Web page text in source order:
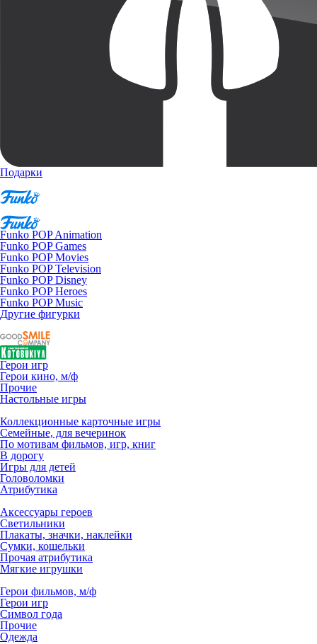
Подарки
Funko POP Animation
Funko POP Games
Funko POP Movies
Funko POP Television
Funko POP Disney
Funko POP Heroes
Funko POP Music
Другие фигурки
Герои игр
Герои кино, м/ф
Прочие
Настольные игры
Коллекционные карточные игры
Семейные, для вечеринок
По мотивам фильмов, игр, книг
В дорогу
Игры для детей
Головоломки
Атрибутика
Аксессуары героев
Светильники
Плакаты, значки, наклейки
Сумки, кошельки
Прочая атрибутика
Мягкие игрушки
Герои фильмов, м/ф
Герои игр
Символ года
Прочие
Одежда